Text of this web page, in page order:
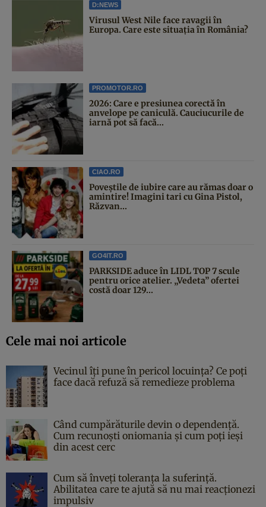
D:NEWS
Virusul West Nile face ravagii în
Europa. Care este situația în România?
PROMOTOR.RO
2026: Care e presiunea corectă în
anvelope pe caniculă. Cauciucurile de
iarnă pot să facă...
CIAO.RO
Poveştile de iubire care au rămas doar o
amintire! Imagini tari cu Gina Pistol,
Răzvan...
GO4IT.RO
PARKSIDE aduce în LIDL TOP 7 scule
pentru orice atelier. „Vedeta” ofertei
costă doar 129...
Cele mai noi articole
Vecinul îți pune în pericol locuința? Ce poți
face dacă refuză să remedieze problema
Când cumpărăturile devin o dependență.
Cum recunoști oniomania și cum poți ieși
din acest cerc
Cum să înveți toleranța la suferință.
Abilitatea care te ajută să nu mai reacționezi
impulsiv